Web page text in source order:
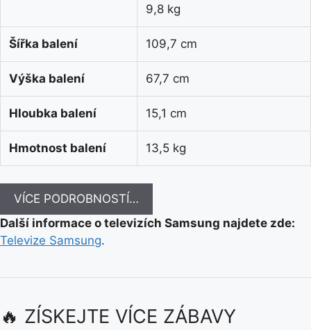
9,8 kg
Šířka balení 109,7 cm
Výška balení 67,7 cm
Hloubka balení 15,1 cm
Hmotnost balení 13,5 kg
VÍCE PODROBNOSTÍ…
Další informace o televizích Samsung najdete zde:
Televize Samsung.
🔥 ZÍSKEJTE VÍCE ZÁBAVY